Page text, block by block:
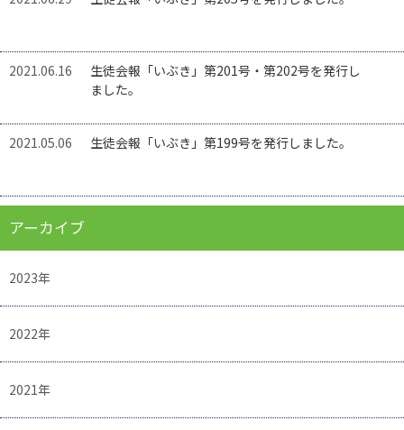
2021.06.16
生徒会報「いぶき」第201号・第202号を発行し
ました。
2021.05.06 生徒会報「いぶき」第199号を発行しました。
アーカイブ
2023年
2022年
2021年